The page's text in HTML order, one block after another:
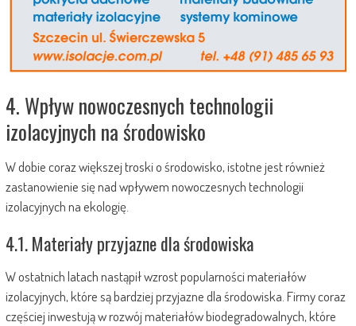
4. Wpływ nowoczesnych technologii
izolacyjnych na środowisko
W dobie coraz większej troski o środowisko, istotne jest również
zastanowienie się nad wpływem nowoczesnych technologii
izolacyjnych na ekologię.
4.1. Materiały przyjazne dla środowiska
W ostatnich latach nastąpił wzrost popularności materiałów
izolacyjnych, które są bardziej przyjazne dla środowiska. Firmy coraz
częściej inwestują w rozwój materiałów biodegradowalnych, które